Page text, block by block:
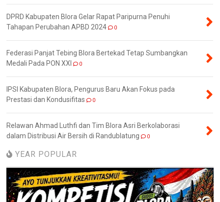
DPRD Kabupaten Blora Gelar Rapat Paripurna Penuhi
Tahapan Perubahan APBD 2024
0
Federasi Panjat Tebing Blora Bertekad Tetap Sumbangkan
Medali Pada PON XXI
0
IPSI Kabupaten Blora, Pengurus Baru Akan Fokus pada
Prestasi dan Kondusifitas
0
Relawan Ahmad Luthfi dan Tim Blora Asri Berkolaborasi
dalam Distribusi Air Bersih di Randublatung
0
YEAR POPULAR